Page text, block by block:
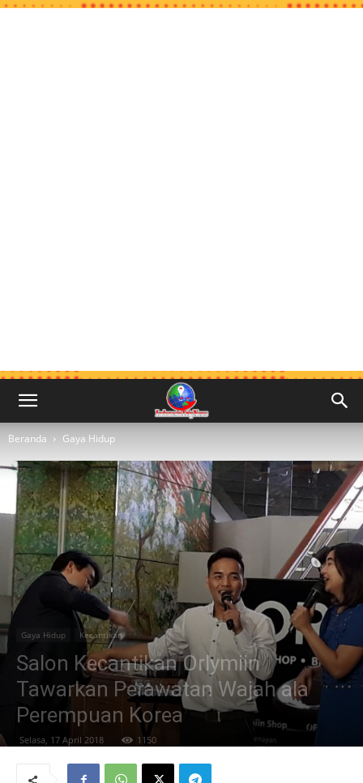
Beranda Gaya Hidup
Gaya Hidup Kecantikan
Salon Kecantikan Orlymiin
Tawarkan Perawatan Wajah ala
Perempuan Korea
Selasa, 17 April 2018 1150